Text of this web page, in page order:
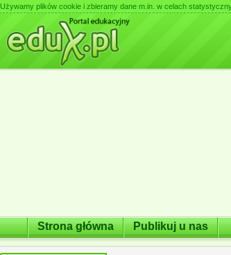
Używamy plików cookie i zbieramy dane m.in. w celach
Strona główna Publikuj u nas